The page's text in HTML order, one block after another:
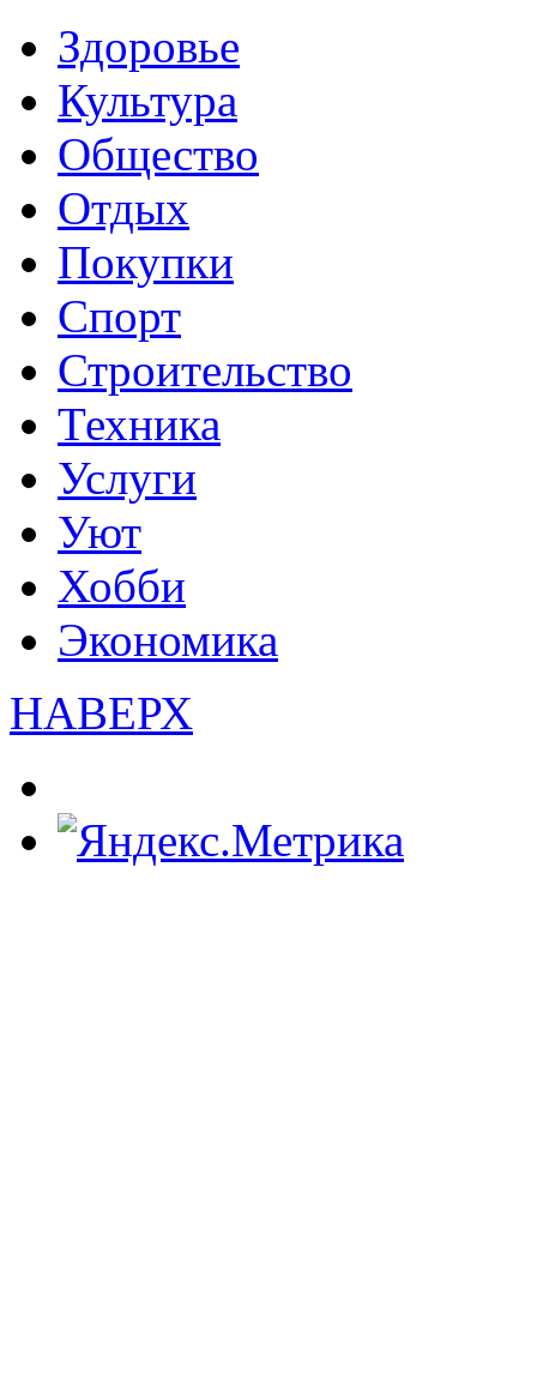
Здоровье
Культура
Общество
Отдых
Покупки
Спорт
Строительство
Техника
Услуги
Уют
Хобби
Экономика
НАВЕРХ